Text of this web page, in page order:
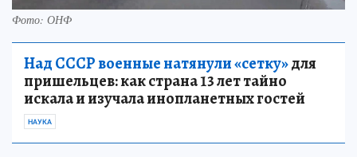
Фото: ОНФ
Над СССР военные натянули «сетку»для
пришельцев: как страна 13 лет тайно
искала и изучала инопланетных гостей
НАУКА